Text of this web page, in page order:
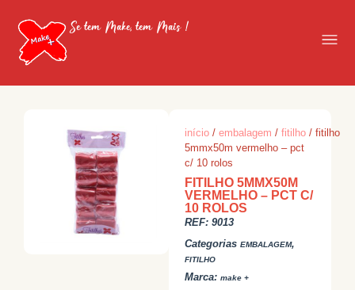
Se tem Make, tem Mais !
início /embalagem /fitilho / fitilho
5mmx50m vermelho – pct
c/ 10 rolos
FITILHO 5MMX50M
VERMELHO – PCT C/
10 ROLOS
REF:9013
Categorias EMBALAGEM,
FITILHO
Marca:make +